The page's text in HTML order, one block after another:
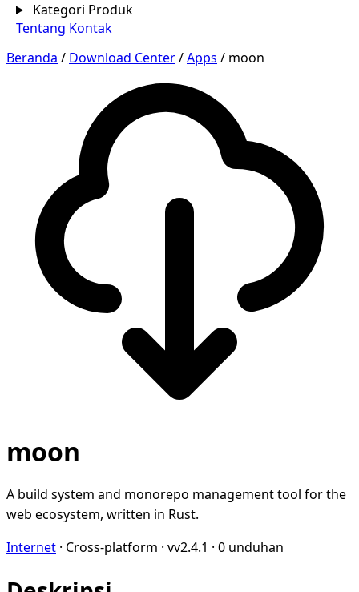
Kategori Produk
Tentang Kontak
Beranda / Download Center/Apps / moon
moon
A build system and monorepo management tool for the
web ecosystem, written in Rust.
Internet · Cross-platform · vv2.4.1 · 0 unduhan